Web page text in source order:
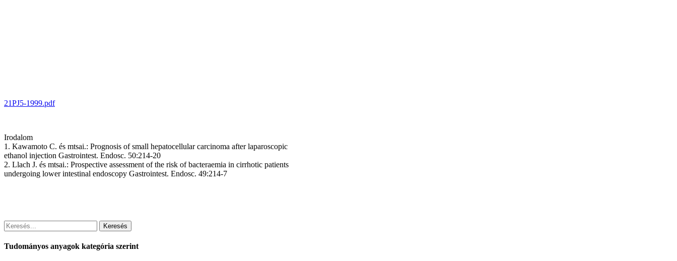
21PJ5-1999.pdf
Irodalom
1. Kawamoto C. és mtsai.: Prognosis of small hepatocellular carcinoma after laparoscopic
ethanol injection Gastrointest. Endosc. 50:214-20
2. Llach J. és mtsai.: Prospective assessment of the risk of bacteraemia in cirrhotic patients
undergoing lower intestinal endoscopy Gastrointest. Endosc. 49:214-7
Keresés
Tudományos anyagok kategória szerint